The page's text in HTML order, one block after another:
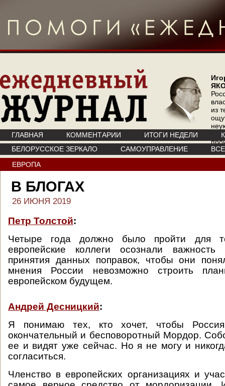
из
ГЛАВНАЯ КОММЕНТАРИИ ИТОГИ НЕДЕЛИ
БЕЛОРУССКОЕ ЗЕРКАЛО
САМОУПРАВЛЕНИЕ
ЕВРОПА
В БЛОГАХ
26 ИЮНЯ 2019
Петр Толстой:
Четыре года должно было пройти для
европейские коллеги осознали важность
принятия данных поправок, чтобы они
мнения России невозможно строить
европейском будущем.
Андрей Десницкий:
Я понимаю тех, кто хочет, чтобы
окончательный и бесповоротный Мордор.
ее и видят уже сейчас. Но я не могу и
согласиться.
Членство в европейских организациях и